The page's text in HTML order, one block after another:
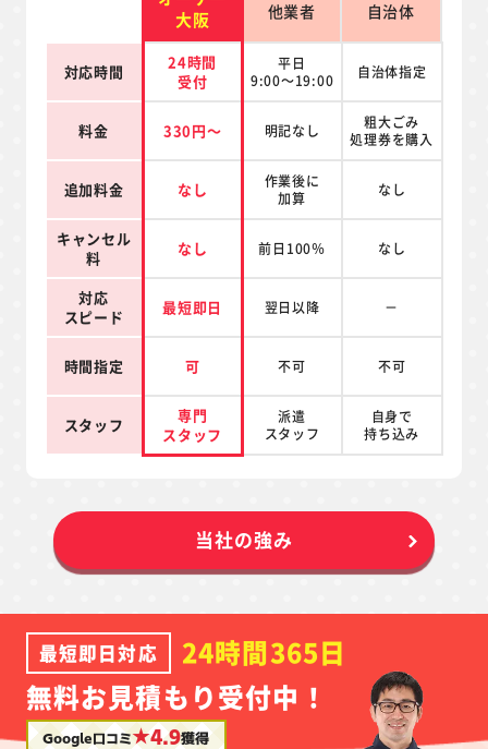
大阪
他業者 自治体
対応時間
24時間
受付
平日
9:00～19:00
自治体指定
料金 330円～ 明記なし
粗大ごみ
処理券を購入
追加料金 なし
作業後に
加算
なし
キャンセル
料
なし 前日100％ なし
対応
スピード
最短即日 翌日以降 －
時間指定 可 不可 不可
スタッフ
専門
スタッフ
派遣
スタッフ
自身で
持ち込み
当社の強み
最短即日対応
24時間365日
無料お見積もり受付中！
Google口コミ★4.9獲得